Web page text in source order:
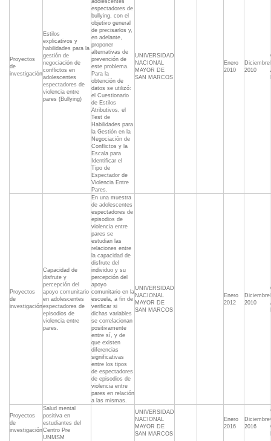
Proyectos
de
investigación
Estilos
explicativos y
habilidades para la
gestión de
negociación de
conflictos en
adolescentes
espectadores de
violencia entre
pares (Bullying)
adolescentes
espectadores de
bullying, con el
objetivo general
de precisarlos y,
en adelante,
proponer
alternativas de
prevención de
este problema.
Para la
obtención de
datos se utilizó:
el Cuestionario
de Estilos
Atributivos, el
Test de
Habilidades para
la Gestión en la
Negociación de
Conflictos y la
Escala para
Identificar el
Tipo de
Espectador de
Violencia Entre
Pares.
UNIVERSIDAD
NACIONAL
MAYOR DE
SAN MARCOS
Enero
2010
Diciembre
2010
Proyectos
de
investigación
Capacidad de
disfrute y
percepción del
apoyo comunitario
en adolescentes
espectadores de
episodios de
violencia entre
pares.
En una muestra
de adolescentes
espectadores de
episodios de
violencia entre
pares se
estudian las
relaciones entre
la capacidad de
disfrute del
individuo y su
percepción del
apoyo
comunitario en la
escuela, a fin de
verificar si
dichas variables
se correlacionan
positivamente
entre sí, y de
que existen
diferencias
significativas
entre los tipos
de espectadores
de episodios de
violencia entre
pares en relación
a las mismas.
UNIVERSIDAD
NACIONAL
MAYOR DE
SAN MARCOS
Enero
2012
Diciembre
2010
Proyectos
de
investigación
Salud mental
positiva en
estudiantes del
Centro Pre
UNMSM
UNIVERSIDAD
NACIONAL
MAYOR DE
SAN MARCOS
Enero
2016
Diciembre
2016